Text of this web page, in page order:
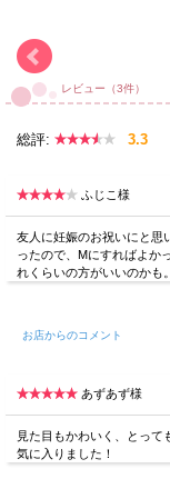
レビュー（3件）
総評: 3.3
ふじこ様
友人に妊娠のお祝いにと思
ったので、Mにすればよか
れくらいの方がいいのかも。
お店からのコメント
あずあず様
見た目もかわいく、とって
気に入りました！